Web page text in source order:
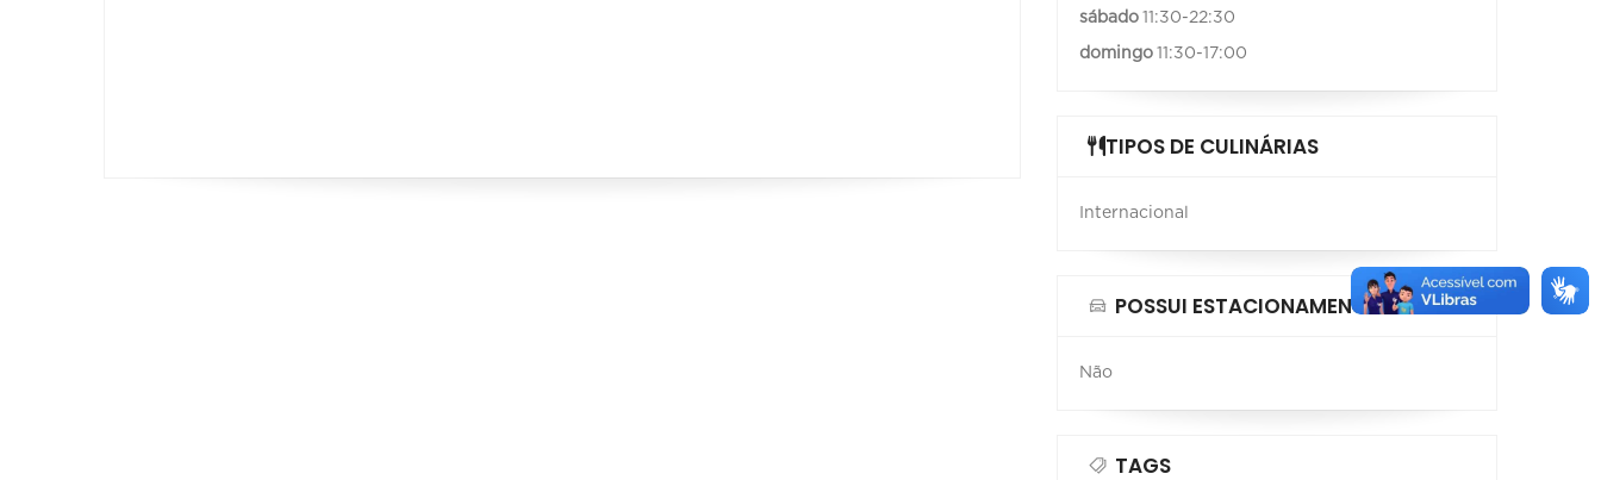
sábado 11:30-22:30
domingo 11:30-17:00
TIPOS DE CULINÁRIAS
Internacional
POSSUI ESTACIONAMENTO
Não
TAGS